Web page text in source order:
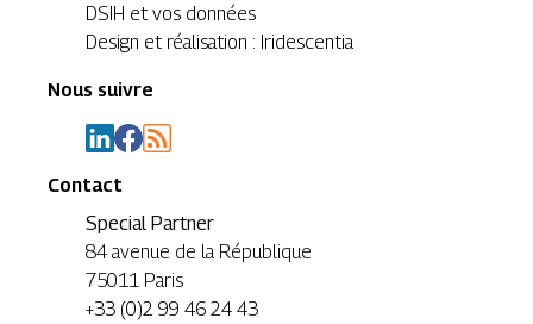
DSIH et vos données
Design et réalisation : Iridescentia
Nous suivre
Contact
Special Partner
84 avenue de la République
75011 Paris
+33 (0)2 99 46 24 43